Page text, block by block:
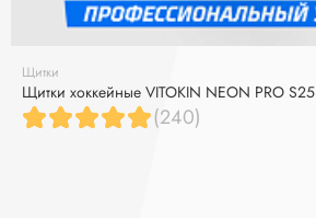
Щитки
Щитки хоккейные VITOKIN NEON PRO S25
(240)